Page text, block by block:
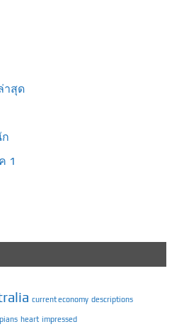
าสุด
1
current economy descriptions
heart impressed